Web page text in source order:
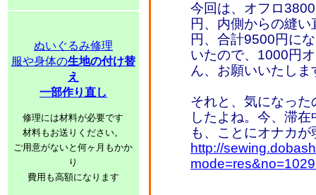
ぬいぐるみ修理
服や身体の生地の付け替
え
一部作り直し
修理には材料が必要です
材料もお送りください。
ご用意がないと何ヶ月もかか
り
費用も高額になります
今回は、オフロ
円、内側からの縫
円、合計9500円に
いたので、1000円
ん、お願いいたしま
それと、気になっ
したよね。今、滞
も、ことにオナカ
http://